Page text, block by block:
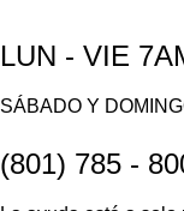
LUN - VIE
SÁBADO Y
(801) 785 -